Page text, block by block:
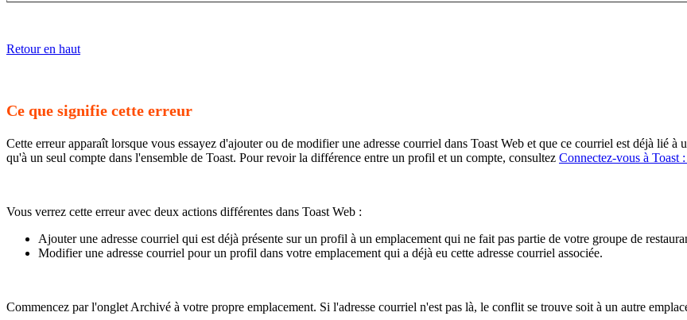
Retour en haut
Ce que signifie cette erreur
Cette erreur apparaît lorsque vous essayez d'ajouter ou de modifier une adresse courriel dans Toast Web et que ce courriel est déjà lié
qu'à un seul compte dans l'ensemble de Toast. Pour revoir la différence entre un profil et un compte, consultez Connectez-vous à Toast
Vous verrez cette erreur avec deux actions différentes dans Toast Web :
Ajouter une adresse courriel qui est déjà présente sur un profil à un emplacement qui ne fait pas partie de votre groupe de
Modifier une adresse courriel pour un profil dans votre emplacement qui a déjà eu cette adresse courriel associée.
Commencez par l'onglet Archivé à votre propre emplacement. Si l'adresse courriel n'est pas là, le conflit se trouve soit à un autre